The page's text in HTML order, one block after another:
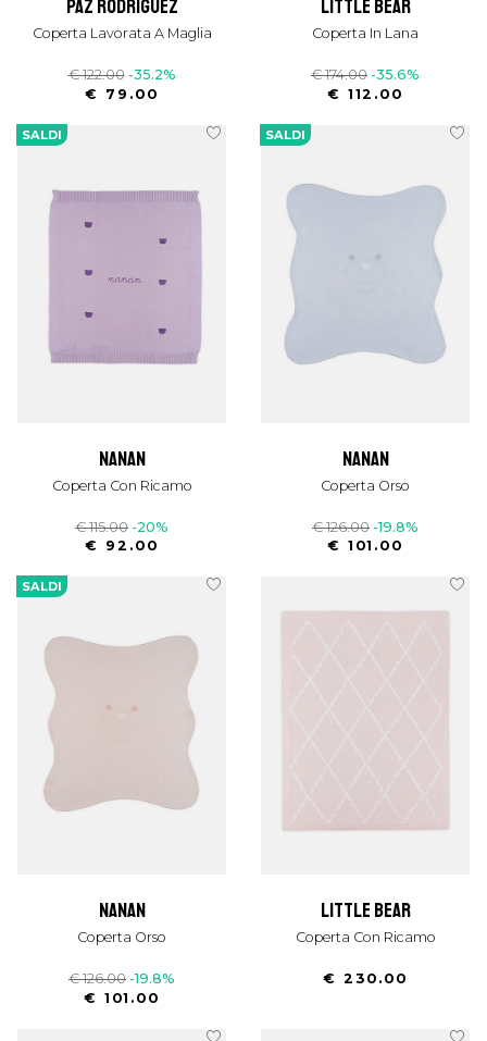
paz rodriguez
Coperta Lavorata A Maglia
€ 122.00 -35.2%
€ 79.00
little bear
Coperta In Lana
€ 174.00 -35.6%
€ 112.00
SALDI
nanan
Coperta Con Ricamo
€ 115.00 -20%
€ 92.00
SALDI
nanan
Coperta Orso
€ 126.00 -19.8%
€ 101.00
SALDI
nanan
Coperta Orso
€ 126.00 -19.8%
€ 101.00
little bear
Coperta Con Ricamo
€ 230.00